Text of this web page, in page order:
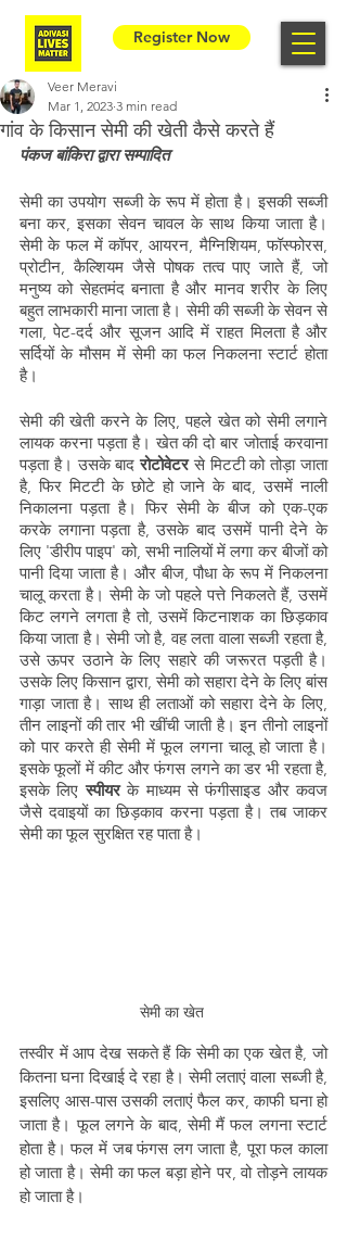
Register Now
गांव के किसान सेमी की खेती कैसे करते हैं
Veer Meravi
Mar 1, 2023 3 min read
पंकज बांकिरा द्वारा सम्पादित
सेमी का उपयोग सब्जी के रूप में होता है। इसकी सब्जी
बना कर, इसका सेवन चावल के साथ किया जाता है।
सेमी के फल में कॉपर, आयरन, मैग्निशियम, फॉस्फोरस,
प्रोटीन, कैल्शियम जैसे पोषक तत्व पाए जाते हैं, जो
मनुष्य को सेहतमंद बनाता है और मानव शरीर के लिए
बहुत लाभकारी माना जाता है। सेमी की सब्जी के सेवन से
गला, पेट-दर्द और सूजन आदि में राहत मिलता है और
सर्दियों के मौसम में सेमी का फल निकलना स्टार्ट होता
है।
सेमी की खेती करने के लिए, पहले खेत को सेमी लगाने
लायक करना पड़ता है। खेत की दो बार जोताई करवाना
पड़ता है। उसके बाद रोटोवेटर से मिटटी को तोड़ा जाता
है, फिर मिटटी के छोटे हो जाने के बाद, उसमें नाली
निकालना पड़ता है। फिर सेमी के बीज को एक-एक
करके लगाना पड़ता है, उसके बाद उसमें पानी देने के
लिए 'डीरीप पाइप' को, सभी नालियों में लगा कर बीजों को
पानी दिया जाता है। और बीज, पौधा के रूप में निकलना
चालू करता है। सेमी के जो पहले पत्ते निकलते हैं, उसमें
किट लगने लगता है तो, उसमें किटनाशक का छिड़काव
किया जाता है। सेमी जो है, वह लता वाला सब्जी रहता है,
उसे ऊपर उठाने के लिए सहारे की जरूरत पड़ती है।
उसके लिए किसान द्वारा, सेमी को सहारा देने के लिए बांस
गाड़ा जाता है। साथ ही लताओं को सहारा देने के लिए,
तीन लाइनों की तार भी खींची जाती है। इन तीनो लाइनों
को पार करते ही सेमी में फूल लगना चालू हो जाता है।
इसके फूलों में कीट और फंगस लगने का डर भी रहता है,
इसके लिए स्पीयर के माध्यम से फंगीसाइड और कवज
जैसे दवाइयों का छिड़काव करना पड़ता है। तब जाकर
सेमी का फूल सुरक्षित रह पाता है।
सेमी का खेत
तस्वीर में आप देख सकते हैं कि सेमी का एक खेत है, जो
कितना घना दिखाई दे रहा है। सेमी लताएं वाला सब्जी है,
इसलिए आस-पास उसकी लताएं फैल कर, काफी घना हो
जाता है। फूल लगने के बाद, सेमी मैं फल लगना स्टार्ट
होता है। फल में जब फंगस लग जाता है, पूरा फल काला
हो जाता है। सेमी का फल बड़ा होने पर, वो तोड़ने लायक
हो जाता है।